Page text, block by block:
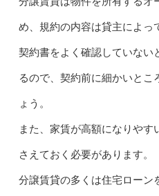
め、規約の内容は貸主によっ
契約書をよく確認していない
るので、契約前に細かいとこ
ょう。
また、家賃が高額になりや
さえておく必要があります。
分譲賃貸の多くは住宅ローン